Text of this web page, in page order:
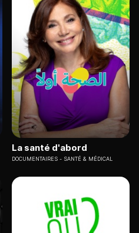
La santé d'abord
DOCUMENTAIRES SANTÉ & MÉDICAL